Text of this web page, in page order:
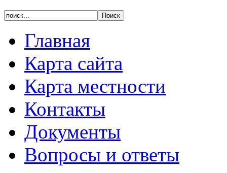
Главная
Карта сайта
Карта местности
Контакты
Документы
Вопросы и ответы